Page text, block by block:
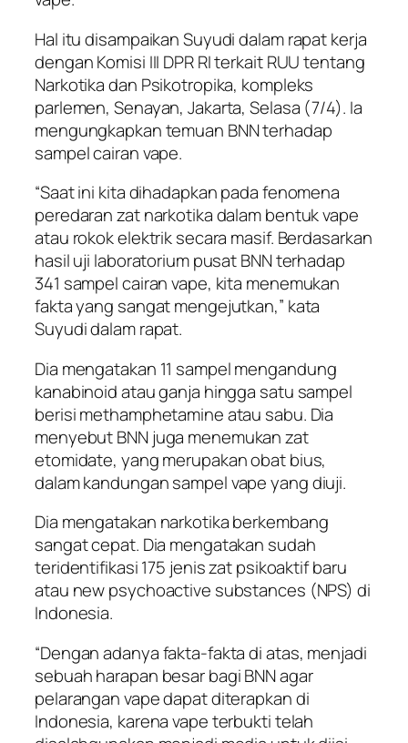
Hal itu disampaikan Suyudi dalam rapat kerja
dengan Komisi III DPR RI terkait RUU tentang
Narkotika dan Psikotropika, kompleks
parlemen, Senayan, Jakarta, Selasa (7/4). Ia
mengungkapkan temuan BNN terhadap
sampel cairan vape.
“Saat ini kita dihadapkan pada fenomena
peredaran zat narkotika dalam bentuk vape
atau rokok elektrik secara masif. Berdasarkan
hasil uji laboratorium pusat BNN terhadap
341 sampel cairan vape, kita menemukan
fakta yang sangat mengejutkan,” kata
Suyudi dalam rapat.
Dia mengatakan 11 sampel mengandung
kanabinoid atau ganja hingga satu sampel
berisi methamphetamine atau sabu. Dia
menyebut BNN juga menemukan zat
etomidate, yang merupakan obat bius,
dalam kandungan sampel vape yang diuji.
Dia mengatakan narkotika berkembang
sangat cepat. Dia mengatakan sudah
teridentifikasi 175 jenis zat psikoaktif baru
atau new psychoactive substances (NPS) di
Indonesia.
“Dengan adanya fakta-fakta di atas, menjadi
sebuah harapan besar bagi BNN agar
pelarangan vape dapat diterapkan di
Indonesia, karena vape terbukti telah